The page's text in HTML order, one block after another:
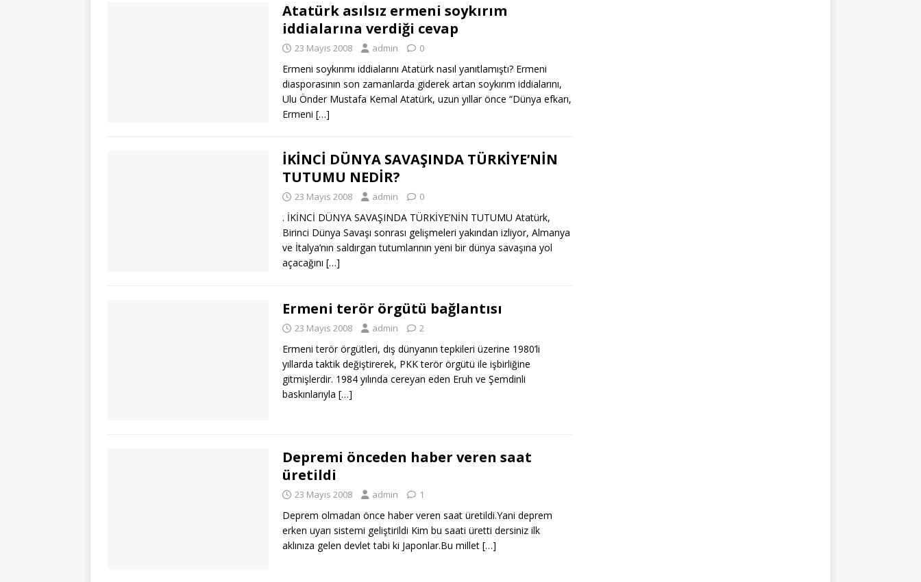
Atatürk asılsız ermeni soykırım
iddialarına verdiği cevap
23 Mayıs 2008 admin 0
Ermeni soykırımı iddialarını Atatürk nasıl yanıtlamıştı? Ermeni
diasporasının son zamanlarda giderek artan soykırım iddialarını,
Ulu Önder Mustafa Kemal Atatürk, uzun yıllar önce “Dünya efkarı,
Ermeni […]
İKİNCİ DÜNYA SAVAŞINDA TÜRKİYE’NİN
TUTUMU NEDİR?
23 Mayıs 2008 admin 0
. İKİNCİ DÜNYA SAVAŞINDA TÜRKİYE’NİN TUTUMU Atatürk,
Birinci Dünya Savaşı sonrası gelişmeleri yakından izliyor, Almanya
ve İtalya’nın saldırgan tutumlarının yeni bir dünya savaşına yol
açacağını […]
Ermeni terör örgütü bağlantısı
23 Mayıs 2008 admin 2
Ermeni terör örgütleri, dış dünyanın tepkileri üzerine 1980’li
yıllarda taktik değiştirerek, PKK terör örgütü ile işbirliğine
gitmişlerdir. 1984 yılında cereyan eden Eruh ve Şemdinli
baskınlarıyla […]
Depremi önceden haber veren saat
üretildi
23 Mayıs 2008 admin 1
Deprem olmadan önce haber veren saat üretildi.Yani deprem
erken uyarı sistemi geliştirildi Kim bu saati üretti dersiniz ilk
aklınıza gelen devlet tabi ki Japonlar.Bu millet […]